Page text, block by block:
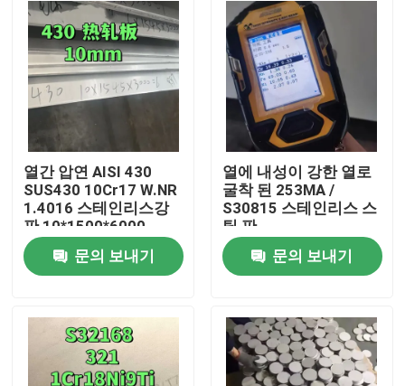
제품
열간 압연 AISI 430
SUS430 10Cr17 W.NR
1.4016 스테인리스강
판 10*1500*6000
NO.1 표면
문의 보내기
열에 내성이 강한 열로
굴착 된 253MA /
S30815 스테인리스 스
틸 판
문의 보내기